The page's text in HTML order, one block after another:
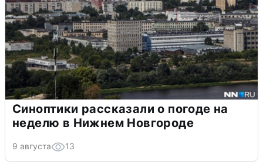
Синоптики рассказали о погоде на
неделю в Нижнем Новгороде
9 августа 13